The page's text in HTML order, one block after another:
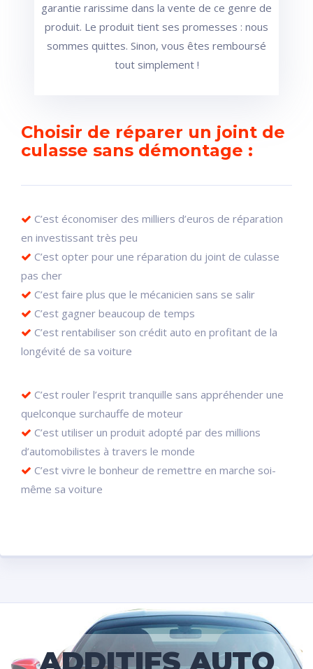
garantie rarissime dans la vente de ce genre de
produit. Le produit tient ses promesses : nous
sommes quittes. Sinon, vous êtes remboursé
tout simplement !
Choisir de réparer un joint de
culasse sans démontage :
C’est économiser des milliers d’euros de réparation
en investissant très peu
C’est opter pour une réparation du joint de culasse
pas cher
C’est faire plus que le mécanicien sans se salir
C’est gagner beaucoup de temps
C’est rentabiliser son crédit auto en profitant de la
longévité de sa voiture
C’est rouler l’esprit tranquille sans appréhender une
quelconque surchauffe de moteur
C’est utiliser un produit adopté par des millions
d’automobilistes à travers le monde
C’est vivre le bonheur de remettre en marche soi-
même sa voiture
ADDITIFS AUTO